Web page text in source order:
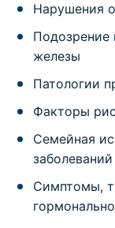
Нарушения
Подозрение
железы
Патологии
Факторы
Семейная
заболеваний
Симптомы,